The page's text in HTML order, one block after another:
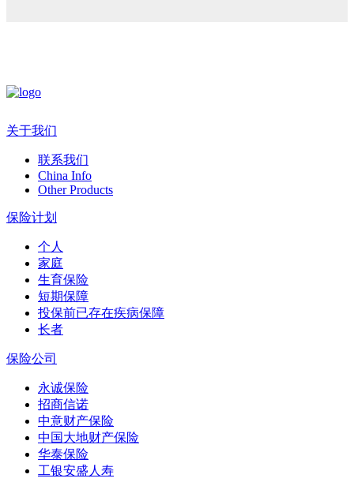
关于我们
联系我们
China Info
Other Products
保险计划
个人
家庭
生育保险
短期保障
投保前已存在疾病保障
长者
保险公司
永诚保险
招商信诺
中意财产保险
中国大地财产保险
华泰保险
工银安盛人寿